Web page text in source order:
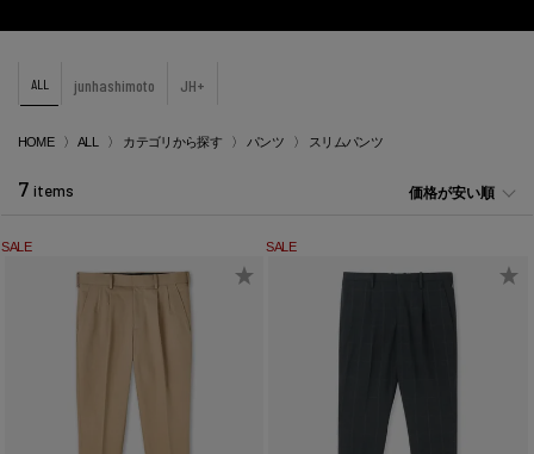
ALL junhashimoto JH+
HOME ALL カテゴリから探す パンツ スリムパンツ
価格が安い順
7 items
SALE SALE